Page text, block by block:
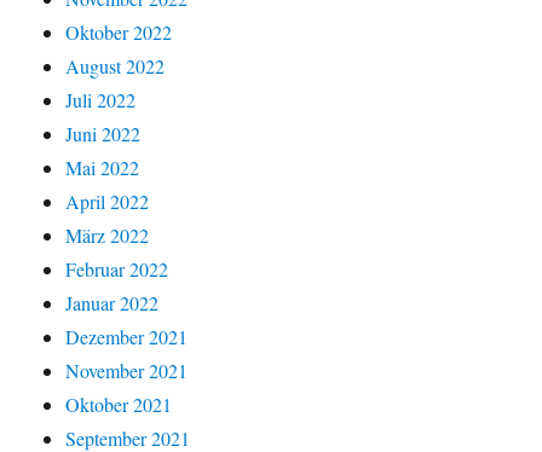
Oktober 2022
August 2022
Juli 2022
Juni 2022
Mai 2022
April 2022
März 2022
Februar 2022
Januar 2022
Dezember 2021
November 2021
Oktober 2021
September 2021